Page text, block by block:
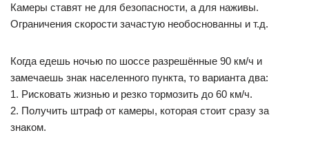
Камеры ставят не для безопасности, а для наживы.
Ограничения скорости зачастую необоснованны и т.д.
Когда едешь ночью по шоссе разрешённые 90 км/ч и
замечаешь знак населенного пункта, то варианта два:
1. Рисковать жизнью и резко тормозить до 60 км/ч.
2. Получить штраф от камеры, которая стоит сразу за
знаком.